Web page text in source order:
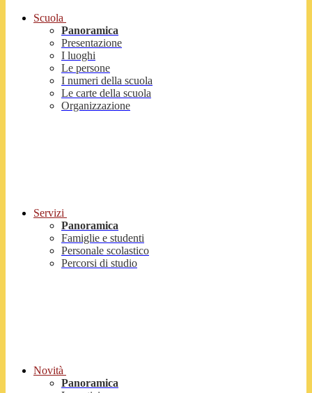
Scuola
Panoramica
Presentazione
I luoghi
Le persone
I numeri della scuola
Le carte della scuola
Organizzazione
Servizi
Panoramica
Famiglie e studenti
Personale scolastico
Percorsi di studio
Novità
Panoramica